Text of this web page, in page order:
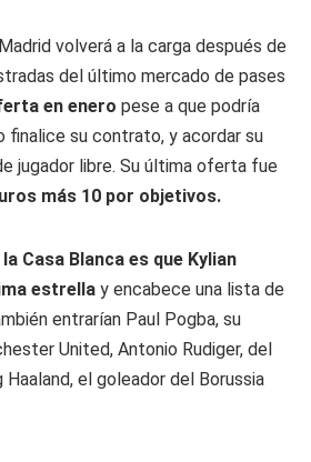
volverá a la carga después de
del último mercado de pases
en enero pese a que podría
finalice su contrato, y acordar su
jugador libre. Su última oferta fue
más 10 por objetivos.
Casa Blanca es que Kylian
estrella y encabece una lista de
entrarían Paul Pogba, su
United, Antonio Rudiger, del
Haaland, el goleador del Borussia